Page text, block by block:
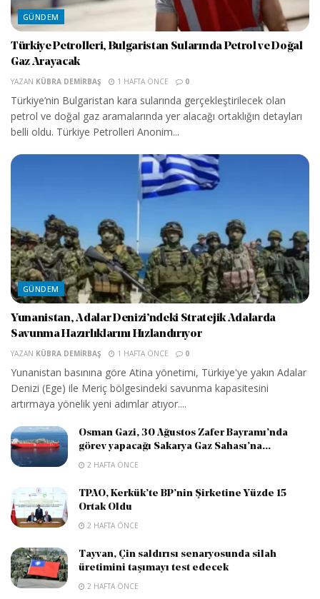
GÜNDEM
Türkiye Petrolleri, Bulgaristan Sularında Petrol ve Doğal
Gaz Arayacak
YAZAN KÜBRA DEMIRBAŞ 1 HAFTA ÖNCE 0
Türkiye’nin Bulgaristan kara sularında gerçekleştirilecek olan
petrol ve doğal gaz aramalarında yer alacağı ortaklığın detayları
belli oldu. Türkiye Petrolleri Anonim...
GÜNDEM
Yunanistan, Adalar Denizi’ndeki Stratejik Adalarda
Savunma Hazırlıklarını Hızlandırıyor
YAZAN KÜBRA DEMIRBAŞ 1 HAFTA ÖNCE 0
Yunanistan basınına göre Atina yönetimi, Türkiye'ye yakın Adalar
Denizi (Ege) ile Meriç bölgesindeki savunma kapasitesini
artırmaya yönelik yeni adımlar atıyor....
Osman Gazi, 30 Ağustos Zafer Bayramı’nda
görev yapacağı Sakarya Gaz Sahası’na...
2 HAFTA ÖNCE
TPAO, Kerkük’te BP’nin Şirketine Yüzde 15
Ortak Oldu
2 HAFTA ÖNCE
Tayvan, Çin saldırısı senaryosunda silah
üretimini taşımayı test edecek
2 HAFTA ÖNCE